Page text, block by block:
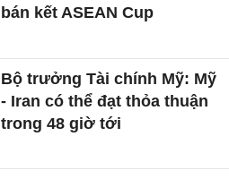
bán kết ASEAN Cup
Bộ trưởng Tài chính Mỹ: Mỹ
- Iran có thể đạt thỏa thuận
trong 48 giờ tới